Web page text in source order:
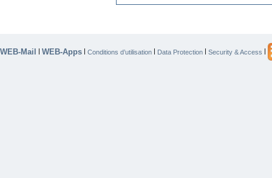
WEB-Mail | WEB-Apps | Conditions d’utilisation | Data Protection | Security & Access |